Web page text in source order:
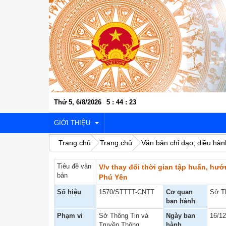
Thứ 5, 6/8/2026 5 : 44 : 24
GIỚI THIỆU
VỊ TRÍ ĐỊA LÝ
LỊCH SỬ VĂN HÓA
KINH TẾ - XÃ HỘI
Trang chủ Trang chủ Văn bản chỉ đạo, điều
Tiêu đề văn
bản
V/v thay đổi thời gian tập huấn,
Phú Yên
Số hiệu 1570/STTTT-CNTT
Cơ quan
ban hành
Sở
Phạm vi
Sở Thông Tin và
Ngày ban
16/